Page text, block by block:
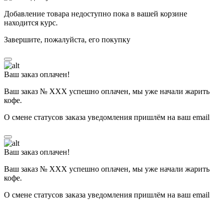
Добавление товара недоступно пока в вашей корзине
находится курс.
Завершите, пожалуйста, его покупку
Ваш заказ оплачен!
Ваш заказ № ХХХ успешно оплачен, мы уже начали жарить
кофе.
О смене статусов заказа уведомления пришлём на ваш email
Ваш заказ оплачен!
Ваш заказ № ХХХ успешно оплачен, мы уже начали жарить
кофе.
О смене статусов заказа уведомления пришлём на ваш email